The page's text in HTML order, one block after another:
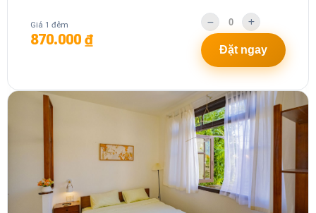
Giá 1 đêm
870.000 ₫
Đặt ngay